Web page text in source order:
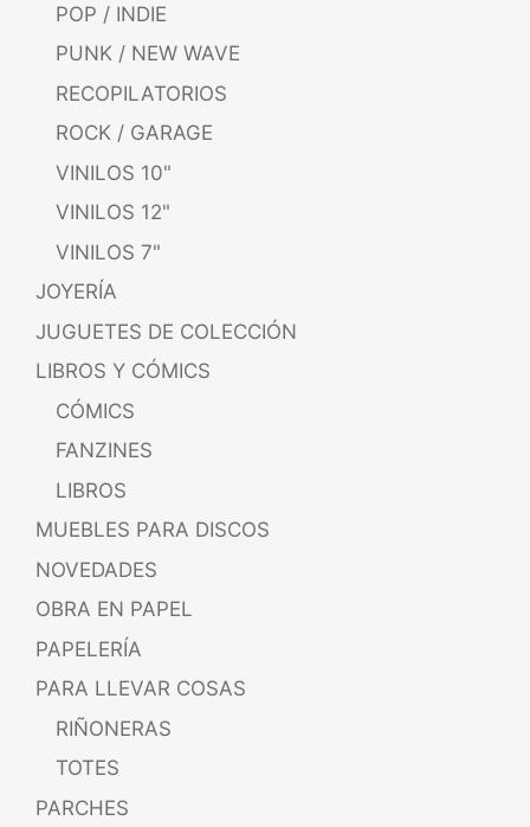
POP / INDIE
PUNK / NEW WAVE
RECOPILATORIOS
ROCK / GARAGE
VINILOS 10"
VINILOS 12"
VINILOS 7"
JOYERÍA
JUGUETES DE COLECCIÓN
LIBROS Y CÓMICS
CÓMICS
FANZINES
LIBROS
MUEBLES PARA DISCOS
NOVEDADES
OBRA EN PAPEL
PAPELERÍA
PARA LLEVAR COSAS
RIÑONERAS
TOTES
PARCHES